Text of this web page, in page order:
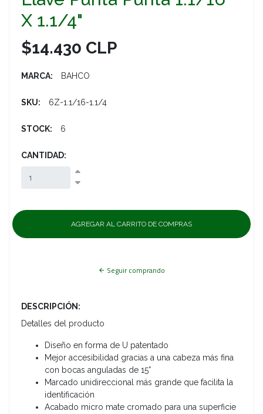
X 1.1/4"
$14.430 CLP
MARCA: BAHCO
SKU: 6Z-1.1/16-1.1/4
STOCK: 6
CANTIDAD:
Seguir comprando
DESCRIPCIÓN:
Detalles del producto
Diseño en forma de U patentado
Mejor accesibilidad gracias a una cabeza más fina
con bocas anguladas de 15°
Marcado unidireccional más grande que facilita la
identificación
Acabado micro mate cromado para una superficie